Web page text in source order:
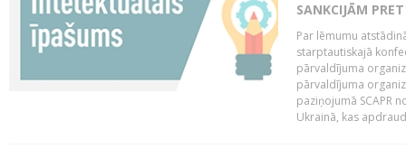
SANKCIJĀM
Par lēmumu
starptautiskajā
pārvaldījuma
pārvaldījuma
paziņojumā SCAPR
Ukrainā, kas